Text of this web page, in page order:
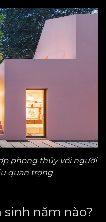
phong thủyvớingười
quan trọng
sinh năm nào?